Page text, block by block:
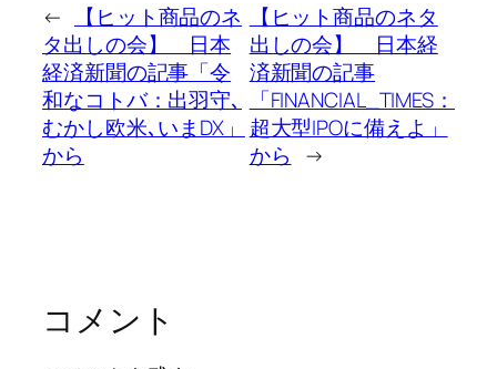
←
【ヒット商品のネ
タ出しの会】 日本
経済新聞の記事「令
和なコトバ：出羽守､
むかし欧米､いまDX」
から
【ヒット商品のネタ
出しの会】 日本経
済新聞の記事
「FINANCIAL_TIMES：
超大型IPOに備えよ」
から
→
コメント